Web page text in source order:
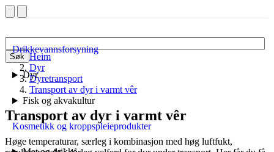
Søk
Drikkevannsforsyning
Dyr
Fisk og akvakultur
Kosmetikk og kroppspleieprodukter
Heim
Dyr
Dyretransport
Transport av dyr i varmt vêr
Transport av dyr i varmt vêr
Høge temperaturar, særleg i kombinasjon med høg luftfukt,